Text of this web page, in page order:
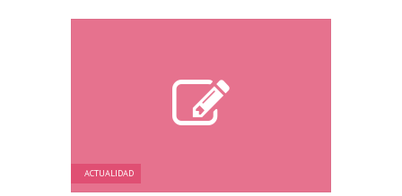
ACTUALIDAD